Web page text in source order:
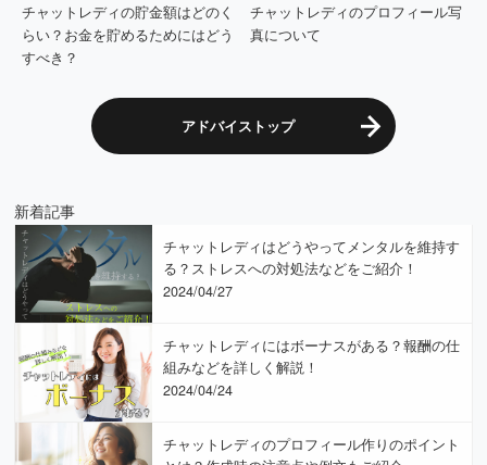
チャットレディの貯金額はどのく
らい？お金を貯めるためにはどう
すべき？
チャットレディのプロフィール写
真について
アドバイストップ
新着記事
チャットレディはどうやってメンタルを維持す
る？ストレスへの対処法などをご紹介！
2024/04/27
チャットレディにはボーナスがある？報酬の仕
組みなどを詳しく解説！
2024/04/24
チャットレディのプロフィール作りのポイント